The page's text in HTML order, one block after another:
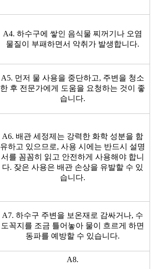
A4. 하수구에 쌓인 음식물 찌꺼기나 오염
물질이 부패하면서 악취가 발생합니다.
A5. 먼저 물 사용을 중단하고, 주변을 청소
한 후 전문가에게 도움을 요청하는 것이 좋
습니다.
A6. 배관 세정제는 강력한 화학 성분을 함
유하고 있으므로, 사용 시에는 반드시 설명
서를 꼼꼼히 읽고 안전하게 사용해야 합니
다. 잦은 사용은 배관 손상을 유발할 수 있
습니다.
A7. 하수구 주변을 보온재로 감싸거나, 수
도꼭지를 조금 틀어놓아 물이 흐르게 하면
동파를 예방할 수 있습니다.
A8.